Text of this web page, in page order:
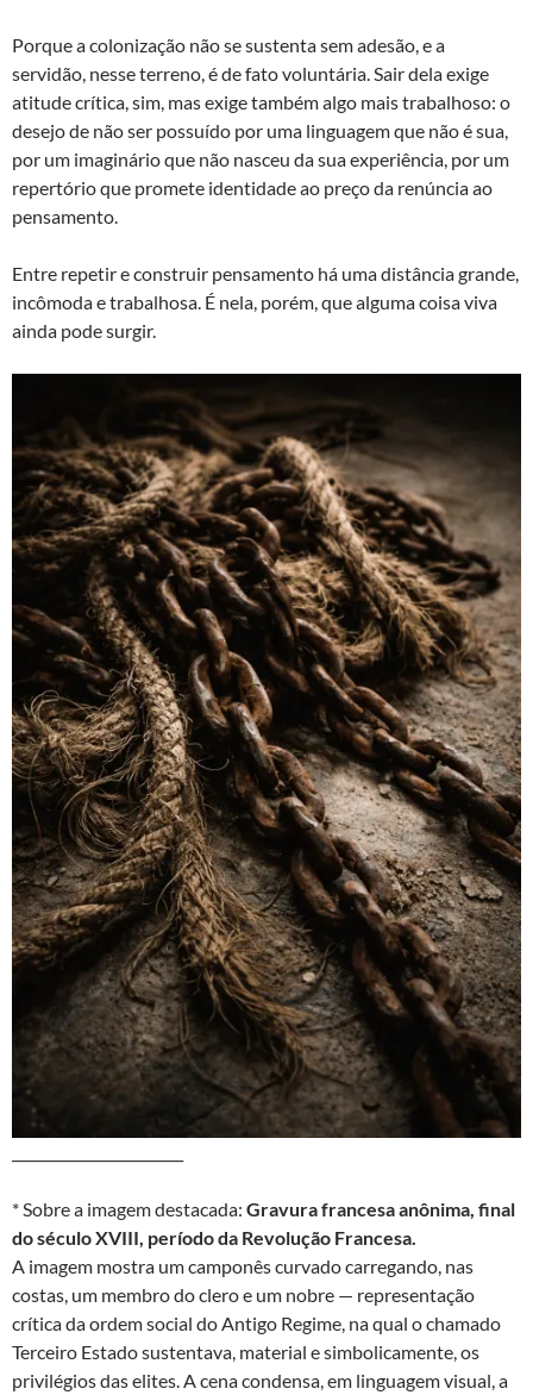
Porque a colonização não se sustenta sem adesão, e a
servidão, nesse terreno, é de fato voluntária. Sair dela exige
atitude crítica, sim, mas exige também algo mais trabalhoso: o
desejo de não ser possuído por uma linguagem que não é sua,
por um imaginário que não nasceu da sua experiência, por um
repertório que promete identidade ao preço da renúncia ao
pensamento.
Entre repetir e construir pensamento há uma distância grande,
incômoda e trabalhosa. É nela, porém, que alguma coisa viva
ainda pode surgir.
* Sobre a imagem destacada: Gravura francesa anônima, final
do século XVIII, período da Revolução Francesa.
A imagem mostra um camponês curvado carregando, nas
costas, um membro do clero e um nobre — representação
crítica da ordem social do Antigo Regime, na qual o chamado
Terceiro Estado sustentava, material e simbolicamente, os
privilégios das elites. A cena condensa, em linguagem visual, a